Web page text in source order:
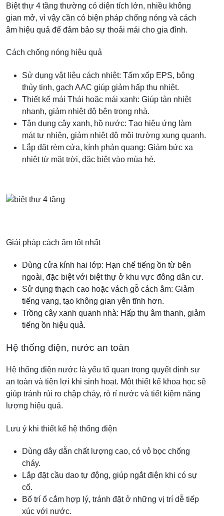
Biệt thự 4 tầng thường có diện tích lớn, nhiều không
gian mở, vì vậy cần có biện pháp chống nóng và cách
âm hiệu quả để đảm bảo sự thoải mái cho gia đình.
Cách chống nóng hiệu quả
Sử dụng vật liệu cách nhiệt: Tấm xốp EPS, bông
thủy tinh, gạch AAC giúp giảm hấp thụ nhiệt.
Thiết kế mái Thái hoặc mái xanh: Giúp tản nhiệt
nhanh, giảm nhiệt độ bên trong nhà.
Tận dụng cây xanh, hồ nước: Tạo hiệu ứng làm
mát tự nhiên, giảm nhiệt độ môi trường xung quanh.
Lắp đặt rèm cửa, kính phản quang: Giảm bức xạ
nhiệt từ mặt trời, đặc biệt vào mùa hè.
Giải pháp cách âm tốt nhất
Dùng cửa kính hai lớp: Hạn chế tiếng ồn từ bên
ngoài, đặc biệt với biệt thự ở khu vực đông dân cư.
Sử dụng thạch cao hoặc vách gỗ cách âm: Giảm
tiếng vang, tạo không gian yên tĩnh hơn.
Trồng cây xanh quanh nhà: Hấp thụ âm thanh, giảm
tiếng ồn hiệu quả.
Hệ thống điện, nước an toàn
Hệ thống điện nước là yếu tố quan trọng quyết định sự
an toàn và tiện lợi khi sinh hoạt. Một thiết kế khoa học sẽ
giúp tránh rủi ro chập cháy, rò rỉ nước và tiết kiệm năng
lượng hiệu quả.
Lưu ý khi thiết kế hệ thống điện
Dùng dây dẫn chất lượng cao, có vỏ bọc chống
cháy.
Lắp đặt cầu dao tự động, giúp ngắt điện khi có sự
cố.
Bố trí ổ cắm hợp lý, tránh đặt ở những vị trí dễ tiếp
xúc với nước.